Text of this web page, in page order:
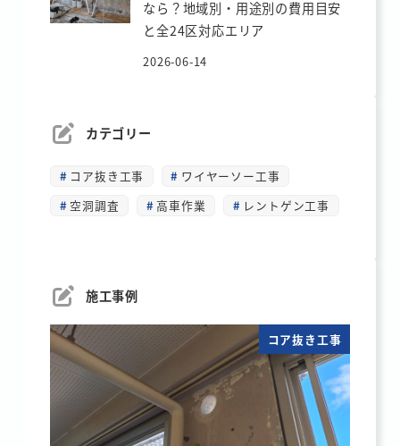
なら？地域別・用途別の費用目安
と全24区対応エリア
2026-06-14
カテゴリー
コア抜き工事
ワイヤーソー工事
空洞調査
高車作業 レントゲン工事
施工事例
コア抜き工事